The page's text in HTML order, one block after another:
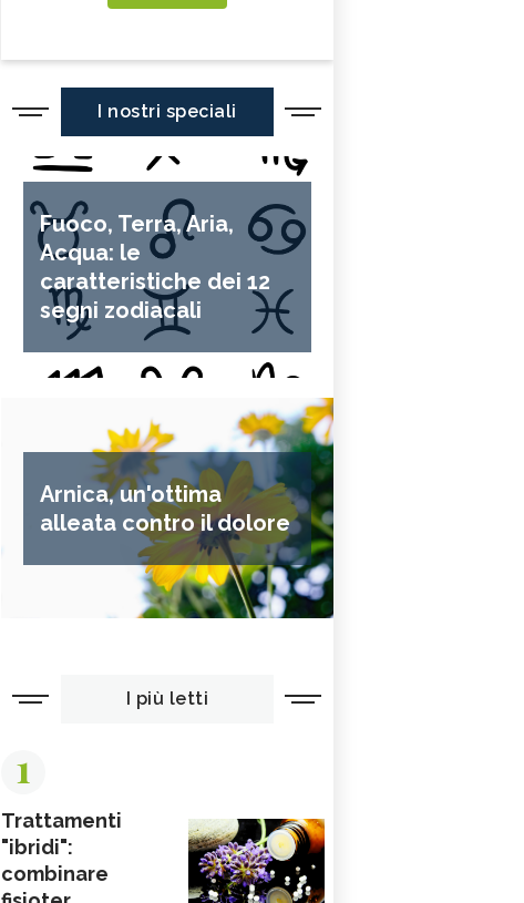
I nostri speciali
Fuoco, Terra, Aria,
Acqua: le
caratteristiche dei 12
segni zodiacali
Arnica, un'ottima
alleata contro il dolore
I più letti
1
Trattamenti
"ibridi":
combinare